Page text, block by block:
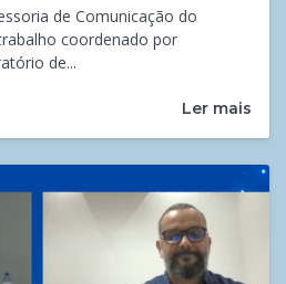
de Comunicação do
coordenado por
de...
Ler mais